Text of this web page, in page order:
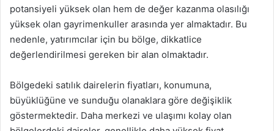
potansiyeli yüksek olan hem de değer kazanma olasılığı
yüksek olan gayrimenkuller arasında yer almaktadır. Bu
nedenle, yatırımcılar için bu bölge, dikkatlice
değerlendirilmesi gereken bir alan olmaktadır.
Bölgedeki satılık dairelerin fiyatları, konumuna,
büyüklüğüne ve sunduğu olanaklara göre değişiklik
göstermektedir. Daha merkezi ve ulaşımı kolay olan